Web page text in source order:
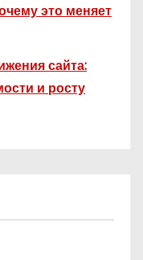
это меняет
сайта:
и росту